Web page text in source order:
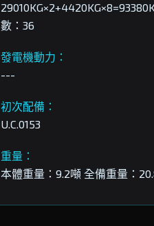
數：36
發電機動力：
---
初次配備：
U.C.0153
重量：
本體重量：9.2噸 全備重量：